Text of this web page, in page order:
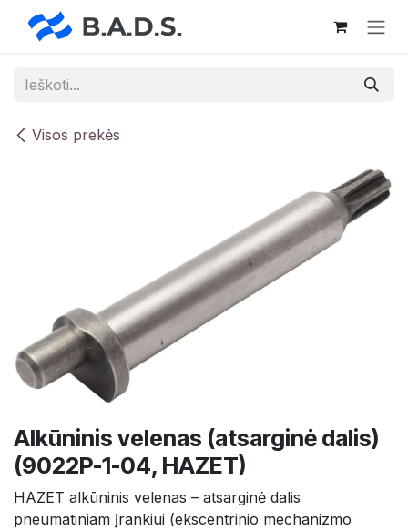
Skip to Content
Visos prekės
Alkūninis velenas (atsarginė dalis)
(9022P-1-04, HAZET)
HAZET alkūninis velenas – atsarginė dalis
pneumatiniam įrankiui (ekscentrinio mechanizmo